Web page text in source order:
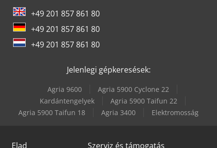
Kalmar Ecg55-6
Kami Dkm 410L
Scherer Feinbau Vdz 220 / Ds
Vw T 5
+49 201 857 861 80
+49 201 857 861 80
+49 201 857 861 80
Jelenlegi gépkeresések:
Agria 9600
Agria 5900 Cyclone 22
Kardántengelyek
Agria 5900 Taifun 22
Agria 5900 Taifun 18
Agria 3400 Elektromosság
Elad Szerviz és támogatás